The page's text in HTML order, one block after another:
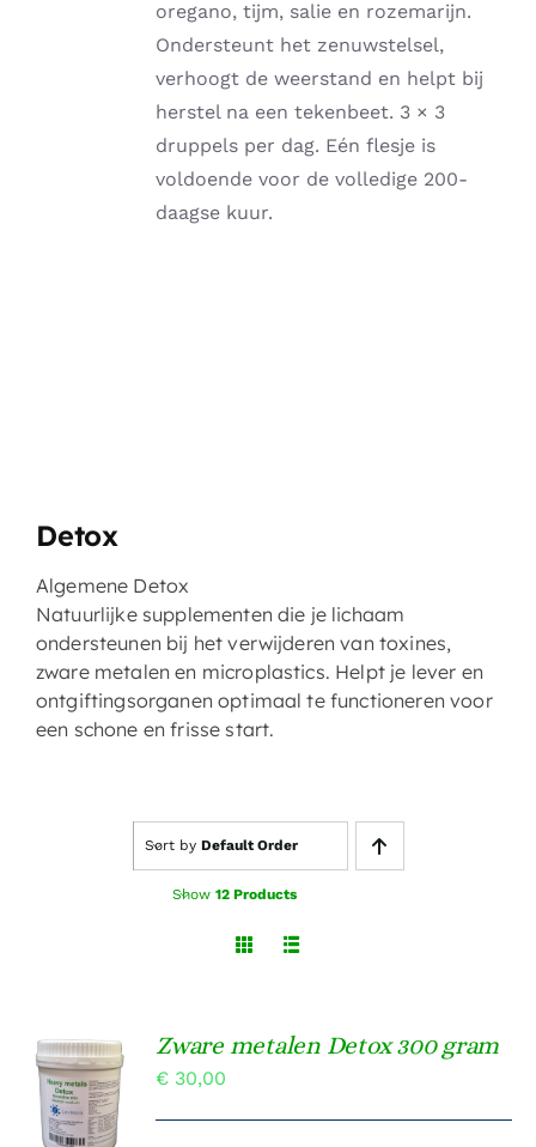
oregano, tijm, salie en rozemarijn.
Ondersteunt het zenuwstelsel,
verhoogt de weerstand en helpt bij
herstel na een tekenbeet. 3 × 3
druppels per dag. Eén flesje is
voldoende voor de volledige 200-
daagse kuur.
Detox
Algemene Detox
Natuurlijke supplementen die je lichaam
ondersteunen bij het verwijderen van toxines,
zware metalen en microplastics. Helpt je lever en
ontgiftingsorganen optimaal te functioneren voor
een schone en frisse start.
Sort by Default Order
Show 12 Products
TOEVOEGEN
AAN
WINKELWAGEN
/
Zware metalen Detox 300 gram
€ 30,00